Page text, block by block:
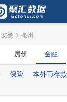
安徽 > 亳州
房价 金融
保险 本外币存款